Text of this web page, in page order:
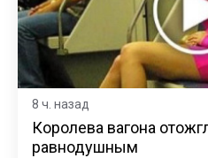
8 ч. назад
Королева вагона
равнодушным